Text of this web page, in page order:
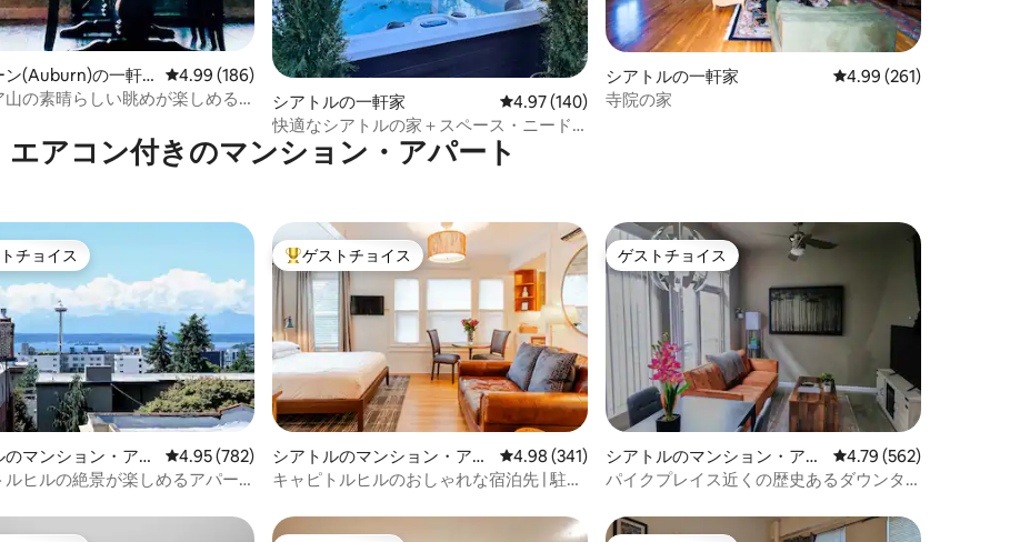
4.96つ星の平均評価
ン(Auburn)の一軒
レビュー186件、5つ星中4.99つ星の平均評価
4.99 (186)
山の素晴らしい眺めが楽しめる
シアトルの一軒家 レビュー140件、5つ星中4.97つ星の平均評価
4.97 (140)
快適なシアトルの家＋スペース・ニード
ルの眺望が楽しめる露天風呂・ジャグジ
ー
シアトルの一軒家 レビュー261件、5つ
4.99 (261)
寺院の家
エアコン付きのマンション・アパート
4.99つ星の平均評価
ゲストチョイスです。
チョイス
マンション・アパ
レビュー782件、5つ星中4.95つ星の平均評価
4.95 (782)
ルヒルの絶景が楽しめるアパー
大好評のゲストチョイスです。
ゲストチョイス
シアトルのマンション・アパ
ート
レビュー341件、5つ星中4.98つ星の平均評価
4.98 (341)
キャピトルヒルのおしゃれな宿泊先 | 駐車
ゲストチョイス
ゲストチョイス
シアトルのマンション・アパ
ート
レビュー562件、5つ
4.79 (562)
パイクプレイス近くの歴史あるダウンタ